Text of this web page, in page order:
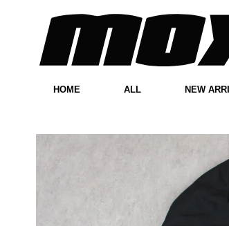
HOME ALL NEW